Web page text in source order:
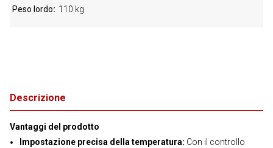
Descrizione
Vantaggi del prodotto
Impostazione precisa della temperatura: Con il controllo
Peso lordo 110 kg